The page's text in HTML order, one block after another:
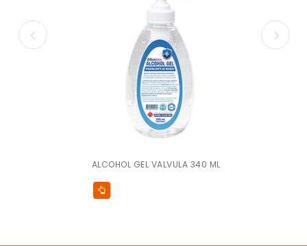
ALCOHOL GEL VALVULA 340 ML